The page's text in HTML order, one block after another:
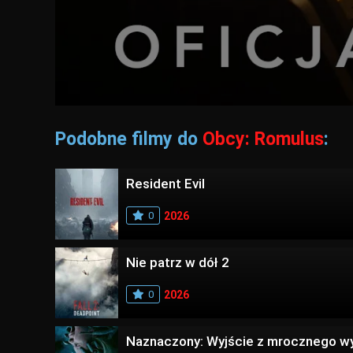
Podobne filmy do Obcy: Romulus:
Resident Evil
0 2026
Nie patrz w dół 2
0 2026
Naznaczony: Wyjście z mrocznego